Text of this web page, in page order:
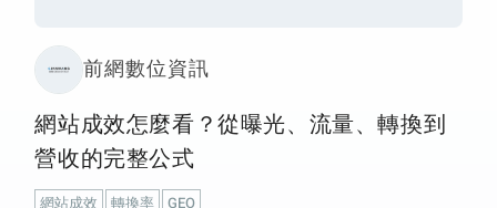
前網數位資訊
網站成效怎麼看？從曝光、流量、轉換到
營收的完整公式
網站成效 轉換率 GEO